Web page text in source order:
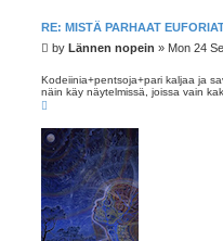
RE: MISTÄ PARHAAT
P
s
t
by Lännen nopein » Mon 24
Kodeiinia+pentsoja+pari kaljaa ja
näin käy näytelmissä, joissa vain
p